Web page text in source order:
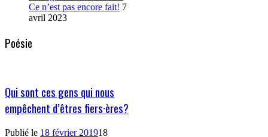
Ce n’est pas encore fait! 7
avril 2023
Poésie
Qui sont ces gens qui nous
empêchent d’êtres fiers·ères?
Publié le 18 février 201918